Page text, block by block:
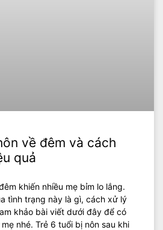
về đêm và cách
quả
khiến nhiều mẹ bỉm lo lắng.
tình trạng này là gì, cách xử lý
khảo bài viết dưới đây để có
nhé. Trẻ 6 tuổi bị nôn sau khi